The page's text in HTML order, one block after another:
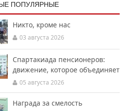
ПОПУЛЯРНЫЕ
Никто, кроме нас
03 августа 2026
Спартакиада пенсионеров:
движение, которое объединяет
05 августа 2026
Награда за смелость